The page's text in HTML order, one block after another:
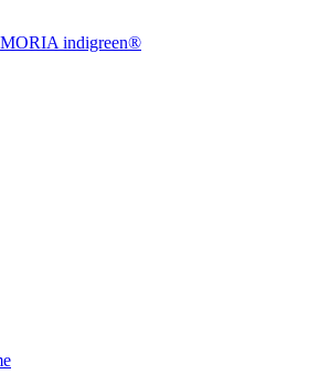
indigreen®